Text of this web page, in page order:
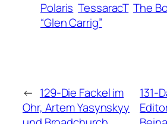
Polaris TessaracT The
“Glen Carrig”
← 129-Die Fackel im
Ohr, Artem Yasynskyy
131-